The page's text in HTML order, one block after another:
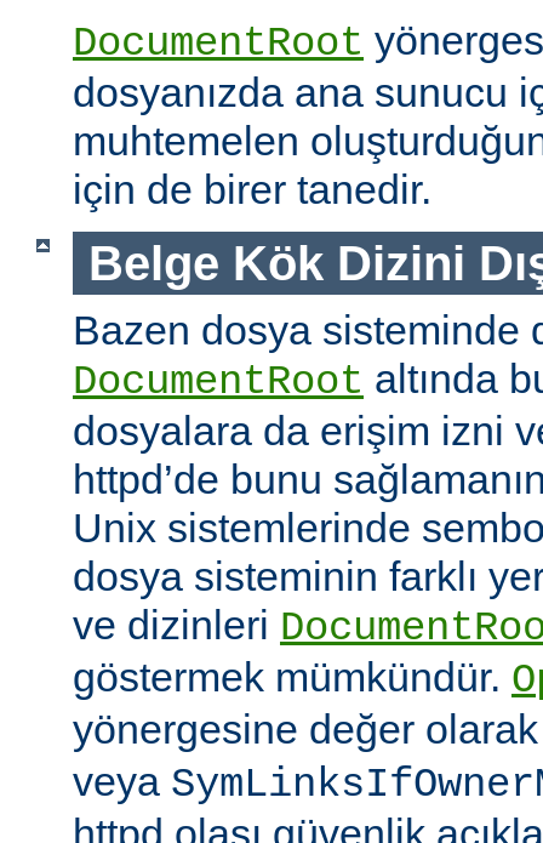
DocumentRoot
dosyanızda ana sunucu
muhtemelen
için de birer tanedir.
Belge Kök Dizini
Bazen dosya sisteminde
DocumentRoot altında
dosyalara da erişim izni
httpd’de bunu
Unix sistemlerinde
dosya sisteminin farklı
ve dizinleri
göstermek mümkündür.
yönergesine değer
veya